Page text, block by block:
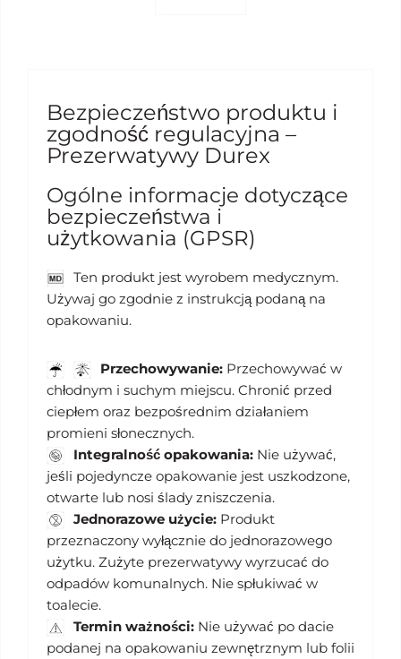
Bezpieczeństwo produktu i
zgodność regulacyjna –
Prezerwatywy Durex
Ogólne informacje dotyczące
bezpieczeństwa i
użytkowania (GPSR)
Ten produkt jest wyrobem medycznym.
Używaj go zgodnie z instrukcją podaną na
opakowaniu.
Przechowywanie: Przechowywać w
chłodnym i suchym miejscu. Chronić przed
ciepłem oraz bezpośrednim działaniem
promieni słonecznych.
Integralność opakowania: Nie używać,
jeśli pojedyncze opakowanie jest uszkodzone,
otwarte lub nosi ślady zniszczenia.
Jednorazowe użycie: Produkt
przeznaczony wyłącznie do jednorazowego
użytku. Zużyte prezerwatywy wyrzucać do
odpadów komunalnych. Nie spłukiwać w
toalecie.
Termin ważności:Nie używać po dacie
podanej na opakowaniu zewnętrznym lub folii